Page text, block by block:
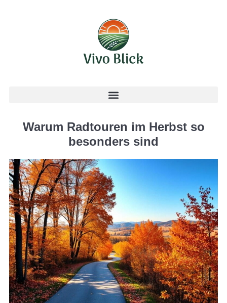
Warum Radtouren im Herbst so
besonders sind